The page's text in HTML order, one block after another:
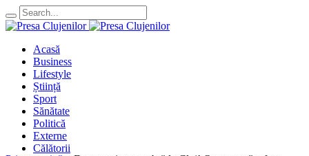
Acasă
Business
Lifestyle
Știință
Sport
Sănătate
Politică
Externe
Călătorii